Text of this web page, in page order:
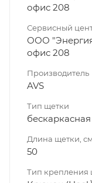
офис 208
Сервисный
ООО "Энергия
офис 208
Производитель
AVS
Тип щетки
бескаркасная
Длина щетки, см
50
Тип крепления